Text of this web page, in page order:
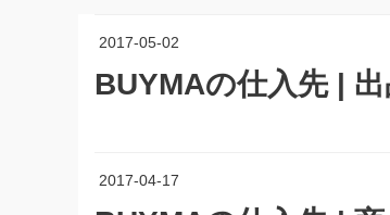
2017-05-02
BUYMAの仕入先 |
2017-04-17